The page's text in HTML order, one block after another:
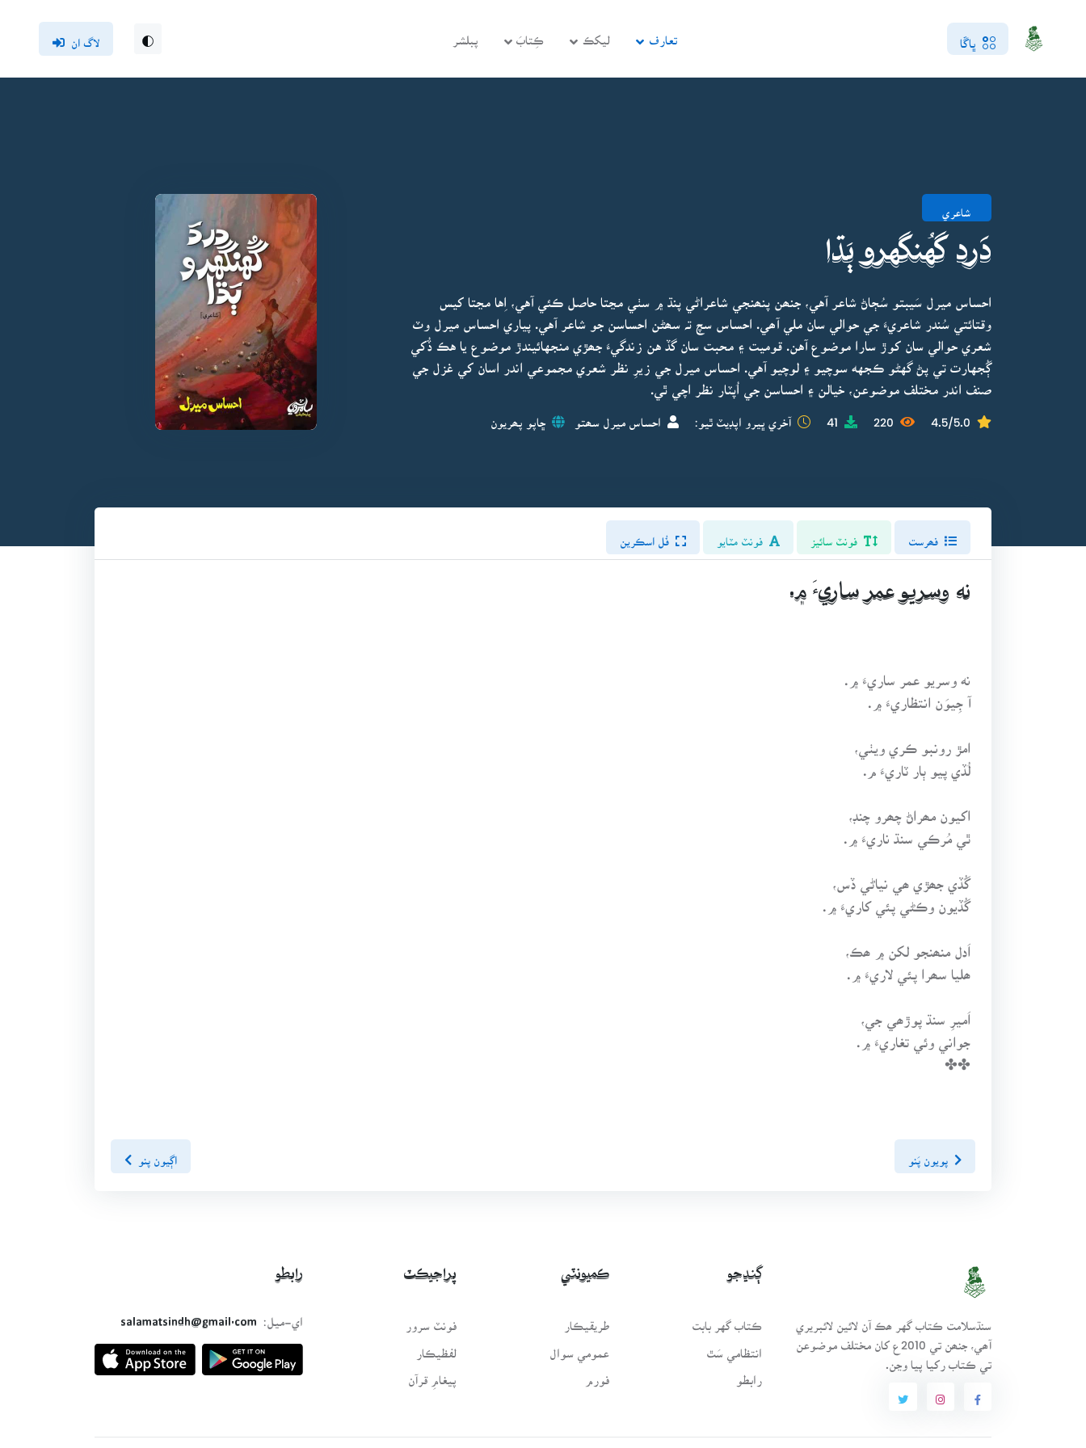
ڀاڱا تعارف ليکڪ ڪِتابَ پبلشر لاگ ان
شاعري
دَرد گهُنگهرو ٻَڌا
احساس ميرل سَيبتو سُڄاڻ شاعر آهي، جنھن پنھنجي شاعراڻي پنڌ ۾ سٺي مڃتا حاصل ڪئي آهي، اِها مڃتا کيس
وقتائتي سُندر شاعريءَ جي حوالي سان ملي آھي. احساس سچ تہ سھڻن احساسن جو شاعر آهي. پياري احساس ميرل وٽ
شعري حوالي سان کوڙ سارا موضوع آهن. قوميت ۽ محبت سان گڏ هن زندگيءَ جھڙي منجهائيندڙ موضوع يا هڪ ڏُکي
ڳُجهارت تي پڻ گهڻو ڪجهه سوچيو ۽ لوچيو آهي. احساس ميرل جي زيرِ نظر شعري مجموعي اندر اسان کي غزل جي
صنف اندر مختلف موضوعن، خيالن ۽ احساسن جي اُپٽار نظر اچي ٿي.
4.5/5.0
220
41 آخري ڀيرو اپڊيٽ ٿيو: احساس ميرل سھتو ڇاپو پھريون
فونٽ سائيز فونٽ مٽايو فُل اسڪرين
نه وسريو عمر ساريءَ ۾.
نه وسريو عمر ساريءَ ۾.
آ جِيوَن انتظاريءَ ۾.
امڙ رونبو ڪري ويٺي،
لُڏي پيو ٻار ٽاريءَ م.
اکيون مھراڻ چھرو چنڊ،
ٿي مُرڪي سنڌ ناريءَ ۾.
گُڏي جھڙي ھي نياڻي ڏس،
گُڏيون وڪڻي پئي کاريءَ ۾.
اَدل منھنجو لکن ۾ ھڪ،
ھليا سھرا پئي لاريءَ ۾.
اَميرِ سنڌ پوڙھي جي،
جواني وئي تغاريءَ ۾.
✤✤
پويون پَنو اڳيون پنو
سنڌسلامت ڪتاب گهر ھڪ آن لائين لائبريري
آھي، جنھن تي 2010ع کان مختلف موضوعن
تي ڪتاب رکيا پيا وڃن.
ڳنڍجو
ڪتاب گهر بابت
انتظامي سَٿ
رابطو
ڪميونٽي
طريقيڪار
عمومي سوال
فورم
پراجيڪٽ
فونٽ سرور
لفظيڪار
پيغامِ قرآن
رابطو
اي-ميل:
salamatsindh@gmail.com